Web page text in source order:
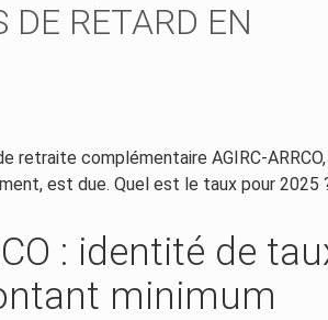
DE RETARD EN
retraite complémentaire AGIRC-ARRCO,
est due. Quel est le taux pour 2025
: identité de
minimum